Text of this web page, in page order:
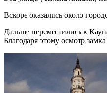
Вскоре оказались около
Дальше переместились к
Благодаря этому осмотр